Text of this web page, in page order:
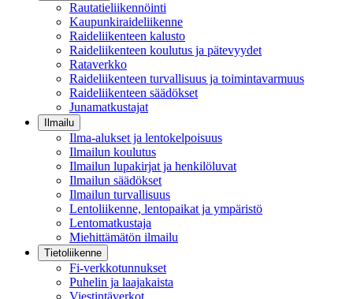
Rautatieliikennöinti
Kaupunkiraideliikenne
Raideliikenteen kalusto
Raideliikenteen koulutus ja pätevyydet
Rataverkko
Raideliikenteen turvallisuus ja toimintavarmuus
Raideliikenteen säädökset
Junamatkustajat
Ilmailu
Ilma-alukset ja lentokelpoisuus
Ilmailun koulutus
Ilmailun lupakirjat ja henkilöluvat
Ilmailun säädökset
Ilmailun turvallisuus
Lentoliikenne, lentopaikat ja ympäristö
Lentomatkustaja
Miehittämätön ilmailu
Tietoliikenne
Fi-verkkotunnukset
Puhelin ja laajakaista
Viestintäverkot